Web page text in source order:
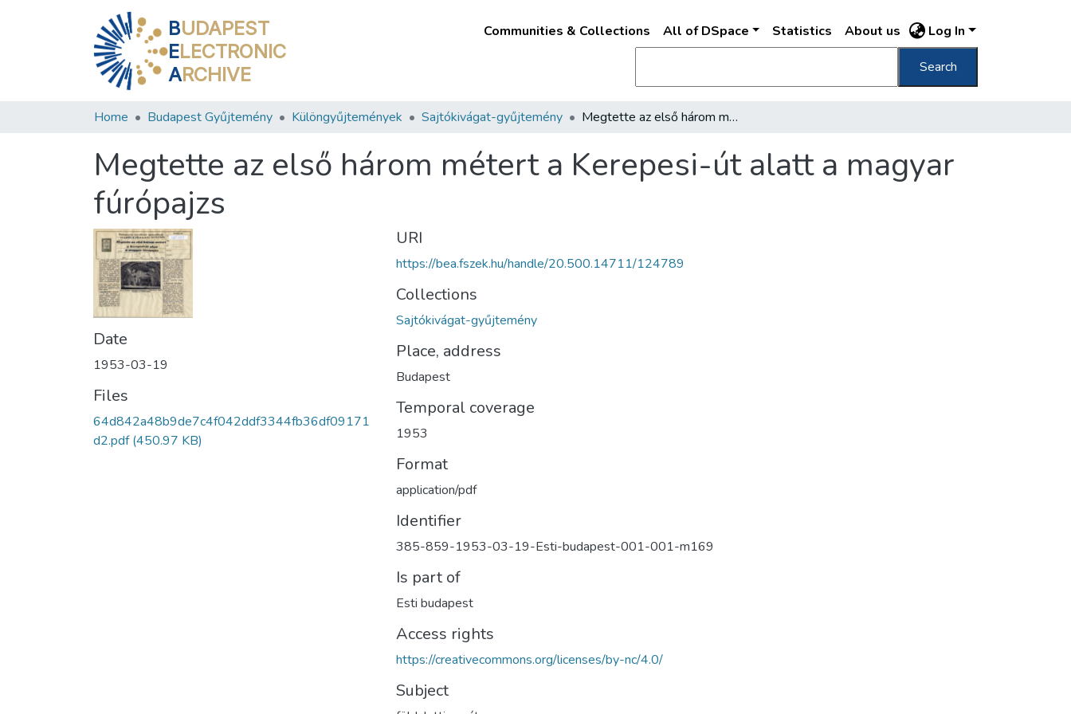
BUDAPEST
ELECTRONIC
ARCHIVE
Communities & Collections All of DSpace Statistics About us Log In
Search
Home Budapest Gyűjtemény Különgyűjtemények Sajtókivágat-gyűjtemény Megtette az első három métert a Kerepesi-út alatt a magyar fúrópajzs
Megtette az első három métert a Kerepesi-út alatt a magyar
fúrópajzs
Date
1953-03-19
Files
64d842a48b9de7c4f042ddf3344fb36df09171
d2.pdf(450.97 KB)
URI
https://bea.fszek.hu/handle/20.500.14711/124789
Collections
Sajtókivágat-gyűjtemény
Place, address
Budapest
Temporal coverage
1953
Format
application/pdf
Identifier
385-859-1953-03-19-Esti-budapest-001-001-m169
Is part of
Esti budapest
Access rights
https://creativecommons.org/licenses/by-nc/4.0/
Subject